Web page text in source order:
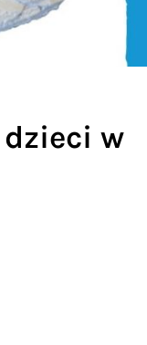
w